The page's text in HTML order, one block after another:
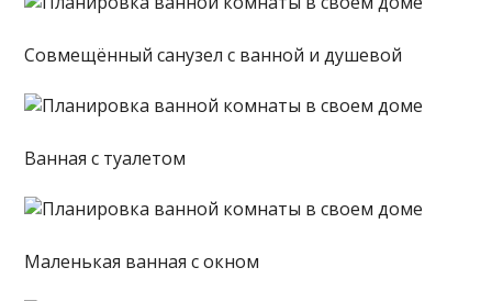
Совмещённый санузел с ванной и душевой
Ванная с туалетом
Маленькая ванная с окном